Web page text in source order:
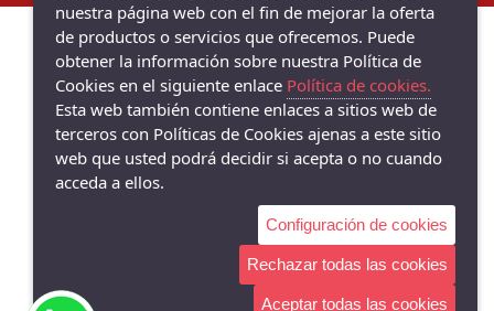
nuestra página web con el fin de mejorar la oferta
de productos o servicios que ofrecemos. Puede
obtener la información sobre nuestra Política de
Cookies en el siguiente enlace Política de cookies.
Esta web también contiene enlaces a sitios web de
terceros con Políticas de Cookies ajenas a este sitio
web que usted podrá decidir si acepta o no cuando
acceda a ellos.
Configuración de cookies
Rechazar todas las cookies
Aceptar todas las cookies